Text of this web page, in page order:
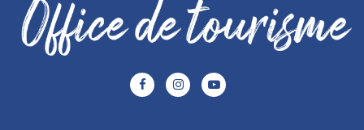
Lien
vers
Lien
vers
Lien
vers